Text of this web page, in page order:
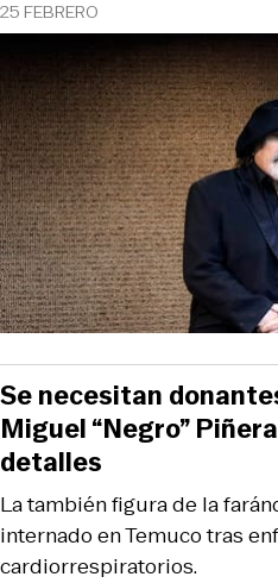
25 FEBRERO
La también figura de la
internado en Temuco tras
cardiorrespiratorios.
Se necesitan
Miguel “Negro”
detalles